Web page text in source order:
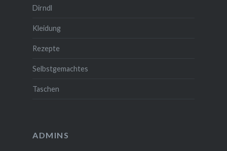
Dirndl
Kleidung
Rezepte
Selbstgemachtes
Taschen
ADMINS